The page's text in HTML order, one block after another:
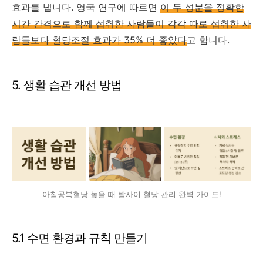
효과를 냅니다. 영국 연구에 따르면 이 두 성분을 정확한
시간 간격으로 함께 섭취한 사람들이 각각 따로 섭취한 사
람들보다 혈당조절 효과가 35% 더 좋았다고 합니다.
5. 생활 습관 개선 방법
아침공복혈당 높을 때 밤사이 혈당 관리 완벽 가이드!
5.1 수면 환경과 규칙 만들기